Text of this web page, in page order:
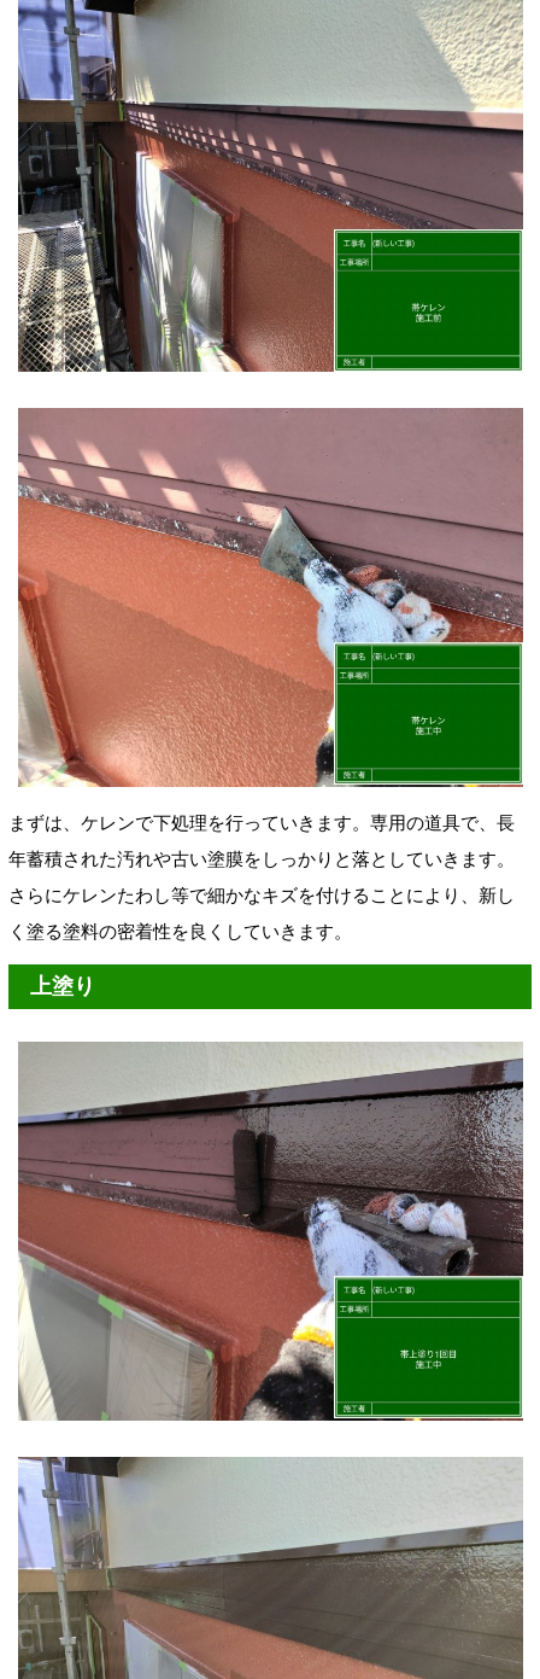
まずは、ケレンで下処理を行っていきます。専用の道具で、 長
年蓄積された汚れや古い塗膜をしっかりと落としていきます。
さらにケレンたわし等で細かなキズを付けることにより、新し
く塗る塗料の密着性を良くしていきます。
上塗り